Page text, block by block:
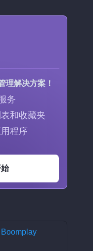
理解决方案！
务
和收藏夹
程序